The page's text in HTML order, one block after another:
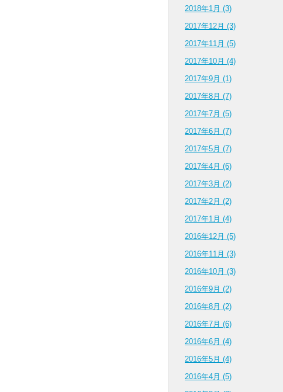
2018年1月 (3)
2017年12月 (3)
2017年11月 (5)
2017年10月 (4)
2017年9月 (1)
2017年8月 (7)
2017年7月 (5)
2017年6月 (7)
2017年5月 (7)
2017年4月 (6)
2017年3月 (2)
2017年2月 (2)
2017年1月 (4)
2016年12月 (5)
2016年11月 (3)
2016年10月 (3)
2016年9月 (2)
2016年8月 (2)
2016年7月 (6)
2016年6月 (4)
2016年5月 (4)
2016年4月 (5)